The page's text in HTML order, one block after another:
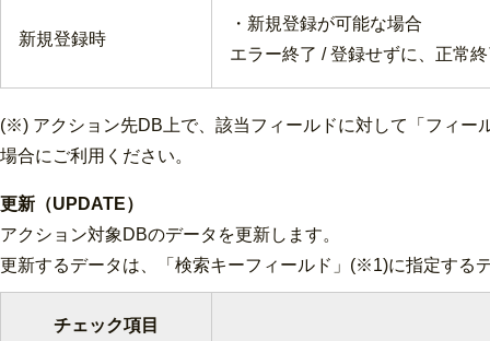
新規登録時
・新規登録が可能な場合
エラー終了 / 登録せずに、正常
(※) アクション先DB上で、該当フィールドに対して「フィー
場合にご利用ください。
更新（UPDATE）
アクション対象DBのデータを更新します。
更新するデータは、「検索キーフィールド」(※1)に指定する
チェック項目